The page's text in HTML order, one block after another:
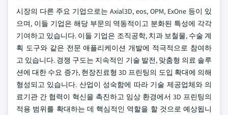
시장의 다른 주요 기업으로는 Axial3D, eos, OPM, ExOne 등이 있
으며, 이들 기업은 해당 부문의 역동적이고 분화된 특성에 각각
기여하고 있습니다. 이들 기업은 조직공학, 치과 보철물, 수술 계
획 도구와 같은 전문 애플리케이션 개발에 적극적으로 참여하
고 있습니다. 경쟁 구도는 지속적인 기술 발전, 맞춤형 의료 솔루
션에 대한 수요 증가, 현장진료형 3D 프린팅의 도입 확대에 의해
형성되고 있습니다. 산업이 성숙함에 따라 기술 제공업체와 의
료기관 간 협력이 혁신을 촉진하고 임상 환경에서 3D 프린팅의
적용 범위를 확대하는 데 핵심적인 역할을 할 것으로 예상됩니